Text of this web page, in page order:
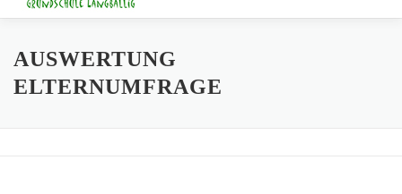
STARTSEITE TERMINE
AUSWERTUNG
ELTERNUMFRAGE